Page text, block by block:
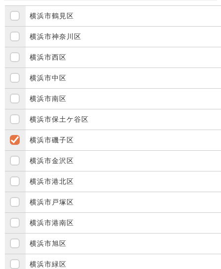
横浜市鶴見区
横浜市神奈川区
横浜市西区
横浜市中区
横浜市南区
横浜市保土ケ谷区
横浜市磯子区
横浜市金沢区
横浜市港北区
横浜市戸塚区
横浜市港南区
横浜市旭区
横浜市緑区